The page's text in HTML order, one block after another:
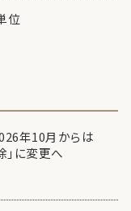
位
年10月からは
」に変更へ